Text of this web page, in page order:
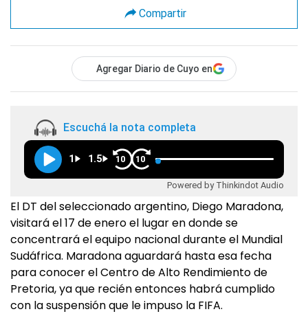
Compartir
Agregar Diario de Cuyo en
Escuchá la nota completa
1 1.5 10 10
Powered by Thinkindot Audio
El DT del seleccionado argentino, Diego Maradona,
visitará el 17 de enero el lugar en donde se
concentrará el equipo nacional durante el Mundial
Sudáfrica. Maradona aguardará hasta esa fecha
para conocer el Centro de Alto Rendimiento de
Pretoria, ya que recién entonces habrá cumplido
con la suspensión que le impuso la FIFA.